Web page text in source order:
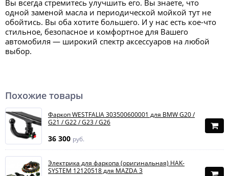
Вы всегда стремитесь улучшить его. Вы знаете, что
одной заменой масла и периодической мойкой тут не
обойтись. Вы оба хотите большего. И у нас есть кое-что
стильное, безопасное и комфортное для Вашего
автомобиля — широкий спектр аксессуаров на любой
выбор.
Похожие товары
Фаркоп WESTFALIA 303500600001 для BMW G20 /
G21 / G22 / G23 / G26
36 300 руб.
Электрика для фаркопа (оригинальная) HAK-
SYSTEM 12120518 для MAZDA 3